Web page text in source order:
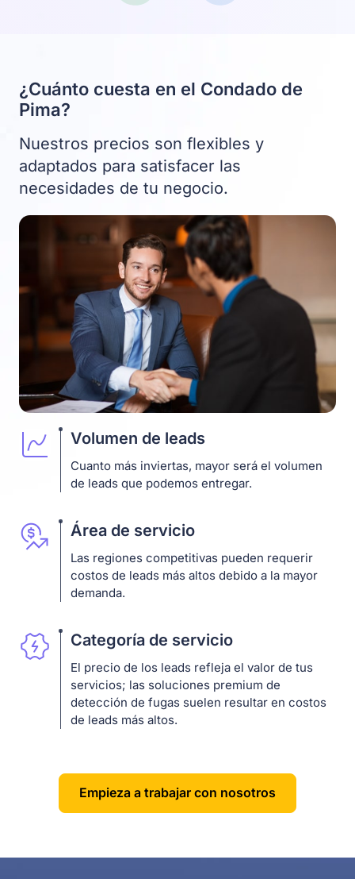
¿Cuánto cuesta en el Condado de
Pima?
Nuestros precios son flexibles y
adaptados para satisfacer las
necesidades de tu negocio.
Volumen de leads
Cuanto más inviertas, mayor será el volumen
de leads que podemos entregar.
Área de servicio
Las regiones competitivas pueden requerir
costos de leads más altos debido a la mayor
demanda.
Categoría de servicio
El precio de los leads refleja el valor de tus
servicios; las soluciones premium de
detección de fugas suelen resultar en costos
de leads más altos.
Empieza a trabajar con nosotros